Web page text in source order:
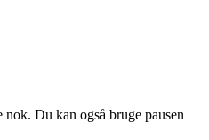
Du kan også bruge pausen